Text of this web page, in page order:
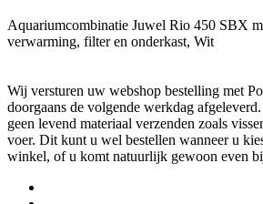
Aquariumcombinatie Juwel Rio 450 SBX
verwarming, filter en onderkast, Wit
Wij versturen uw webshop bestelling met
doorgaans de volgende werkdag
geen levend materiaal verzenden zoals
voer. Dit kunt u wel bestellen wanneer u
winkel, of u komt natuurlijk gewoon even